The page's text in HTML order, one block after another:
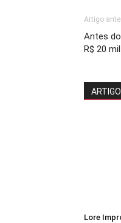
Artigo
Antes
R$ 20
Lore